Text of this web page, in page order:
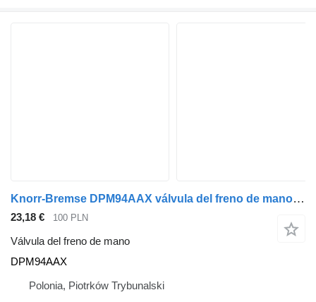
Knorr-Bremse DPM94AAX válvula del freno de mano para IVECO EUROCARGO camión
23,18 € 100 PLN
Válvula del freno de mano
DPM94AAX
Polonia, Piotrków Trybunalski